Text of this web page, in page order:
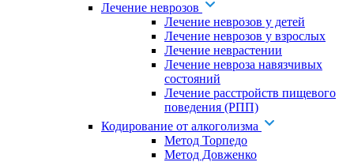
Лечение неврозов
Лечение неврозов у детей
Лечение неврозов у взрослых
Лечение неврастении
Лечение невроза навязчивых
состояний
Лечение расстройств пищевого
поведения (РПП)
Кодирование от алкоголизма
Метод Торпедо
Метод Довженко